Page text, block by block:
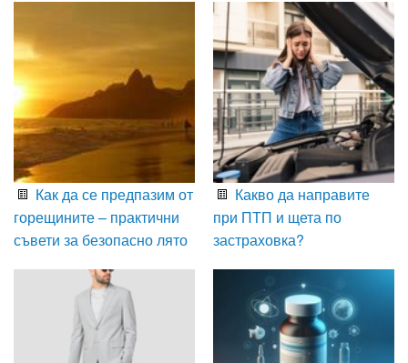
Как да се предпазим от
горещините – практични
съвети за безопасно лято
Какво да направите
при ПТП и щета по
застраховка?